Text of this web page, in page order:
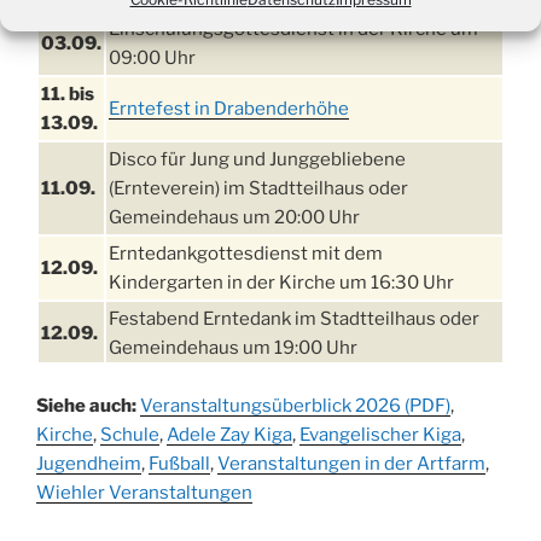
03.09.
Einschulungsgottesdienst in der Kirche um
09:00 Uhr
11. bis
13.09.
Erntefest in Drabenderhöhe
11.09.
Disco für Jung und Junggebliebene
(Ernteverein) im Stadtteilhaus oder
Gemeindehaus um 20:00 Uhr
12.09.
Erntedankgottesdienst mit dem
Kindergarten in der Kirche um 16:30 Uhr
12.09.
Festabend Erntedank im Stadtteilhaus oder
Gemeindehaus um 19:00 Uhr
13.09.
Stadtteilhaus um 14:00 Uhr
19.09.
Schlagerabend im Stadtteilhaus
Drabenderhöhe
Siehe auch:Veranstaltungsüberblick 2026 (PDF),
Kirche, Schule, Adele Zay Kiga, Evangelischer Kiga,
Jugendheim, Fußball,Veranstaltungen in der Artfarm,
Wiehler Veranstaltungen